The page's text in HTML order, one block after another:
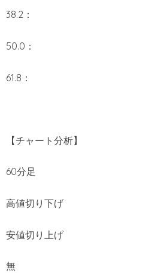
38.2：
50.0：
61.8：
【チャート分析】
60分足
高値切り下げ
安値切り上げ
無